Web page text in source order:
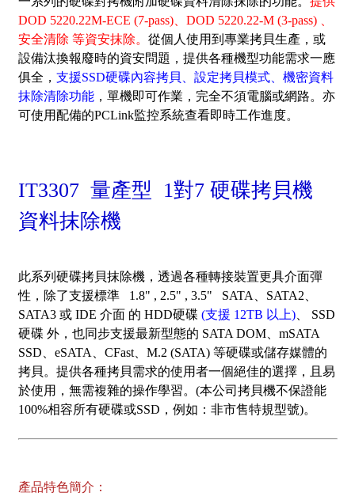
DOD 5220.22M-ECE (7-pass)、DOD 5220.22-M (3-pass) 、
安全清除 等資安抹除。 從個人使用到專業拷貝生產，或
設備汰換報廢時的資安問題，提供各種機型功能需求一應
俱全， 支援SSD硬碟內容拷貝、設定拷貝模式、機密資料
抹除清除功能，單機即可作業，完全不須電腦或網路。亦
可使用配備的PCLink監控系統查看即時工作進度。
IT3307 量產型 1對7 硬碟拷貝機
資料抹除機
此系列硬碟拷貝抹除機，透過各種轉接裝置更具介面彈
性，除了支援標準 1.8" , 2.5" , 3.5" SATA、SATA2、
SATA3 或 IDE 介面 的 HDD硬碟 (支援 12TB 以上)、 SSD
硬碟 外，也同步支援最新型態的 SATA DOM、mSATA
SSD、eSATA、CFast、M.2 (SATA) 等硬碟或儲存媒體的
拷貝。提供各種拷貝需求的使用者一個絕佳的選擇，且易
於使用，無需複雜的操作學習。 (本公司拷貝機不保證能
100%相容所有硬碟或SSD，例如：非市售特規型號)。
產品特色簡介：